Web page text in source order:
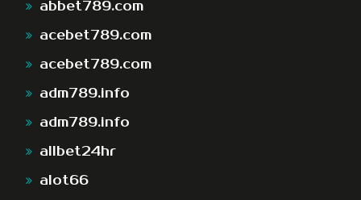
abbet789.com
acebet789.com
acebet789.com
adm789.info
adm789.info
allbet24hr
alot66